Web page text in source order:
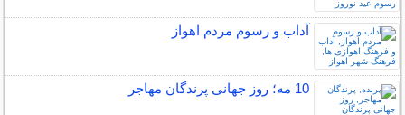
آداب و رسوم مردم اهواز
10 مه؛ روز جهانی پرندگان مهاجر